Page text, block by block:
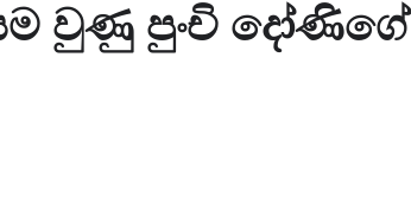
වුණු පුංචි දෝණිගේ